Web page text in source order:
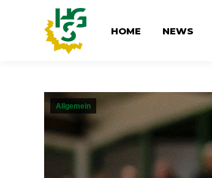
HOME NEWS
Allgemein